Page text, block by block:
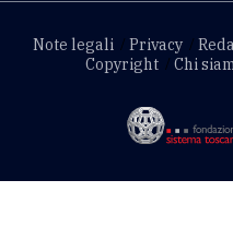
Note legali Privacy
Copyright
Chi